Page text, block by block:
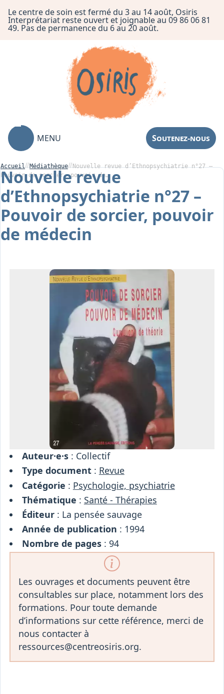
Le centre de soin est fermé du 3 au 14 août, Osiris
Interprétariat reste ouvert et joignable au 09 86 06 81
49. Pas de permanence du 6 au 20 août.
MENU Soutenez-nous
Association
Centre de Soin
Osiris
Interprétariat
Ressources
Accueil Médiathèque
Nouvelle revue d’Ethnopsychiatrie n°27 –
Pouvoir de sorcier, pouvoir de…
Nouvelle revue
d’Ethnopsychiatrie n°27 –
Pouvoir de sorcier, pouvoir
de médecin
Auteur·e·s: Collectif
Type document: Revue
Catégorie : Psychologie, psychiatrie
Thématique : Santé - Thérapies
Éditeur: La pensée sauvage
Année de publication : 1994
Nombre de pages: 94
Les ouvrages et documents peuvent être
consultables sur place, notamment lors des
formations. Pour toute demande
d’informations sur cette référence, merci de
nous contacter à
ressources@centreosiris.org.